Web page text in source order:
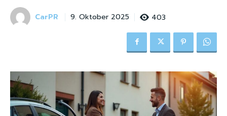
CarPR 9. Oktober 2025 403